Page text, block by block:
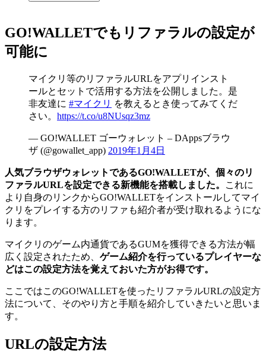
GO!WALLETでもリファラルの設定が
可能に
マイクリ等のリファラルURLをアプリインスト
ールとセットで活用する方法を公開しました。是
非友達に #マイクリ を教えるとき使ってみてくだ
さい。 https://t.co/u8NUsqz3mz
— GO!WALLET ゴーウォレット – DAppsブラウ
ザ (@gowallet_app) 2019年1月4日
人気ブラウザウォレットであるGO!WALLETが、個々のリ
ファラルURLを設定できる新機能を搭載しました。
これに
より自身のリンクからGO!WALLETをインストールしてマイ
クリをプレイする方のリファも紹介者が受け取れるようにな
ります。
マイクリのゲーム内通貨であるGUMを獲得できる方法が幅
広く設定されたため、 ゲーム紹介を行っているプレイヤーな
どはこの設定方法を覚えておいた方がお得です。
ここではこのGO!WALLETを使ったリファラルURLの設定方
法について、そのやり方と手順を紹介していきたいと思いま
す。
URLの設定方法